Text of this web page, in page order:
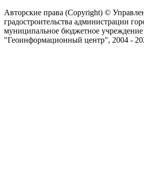
Авторские права (Copyright) ©
градостроительства администрации
муниципальное бюджетное учреждение
"Геоинформационный центр", 2004 -